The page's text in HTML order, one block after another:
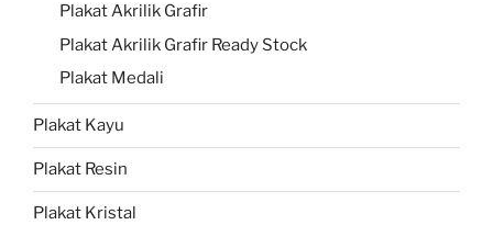
Plakat Akrilik Grafir
Plakat Akrilik Grafir Ready Stock
Plakat Medali
Plakat Kayu
Plakat Resin
Plakat Kristal